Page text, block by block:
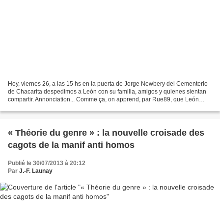
Hoy, viernes 26, a las 15 hs en la puerta de Jorge Newbery del Cementerio
de Chacarita despedimos a León con su familia, amigos y quienes sientan
compartir. Annonciation... Comme ça, on apprend, par Rue89, que León
« Théorie du genre » : la nouvelle croisade des
cagots de la manif anti homos
Publié le 30/07/2013 à 20:12
Par J.-F. Launay